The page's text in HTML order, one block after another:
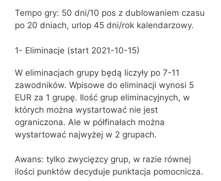
Tempo gry: 50 dni/10 pos z dublowaniem czasu
po 20 dniach, urlop 45 dni/rok kalendarzowy.
1- Eliminacje (start 2021-10-15)
W eliminacjach grupy będą liczyły po 7-11
zawodników. Wpisowe do eliminacji wynosi 5
EUR za 1 grupę. Ilość grup eliminacyjnych, w
których można wystartować nie jest
ograniczona. Ale w półfinałach można
wystartować najwyżej w 2 grupach.
Awans: tylko zwycięzcy grup, w razie równej
ilości punktów decyduje punktacja pomocnicza.